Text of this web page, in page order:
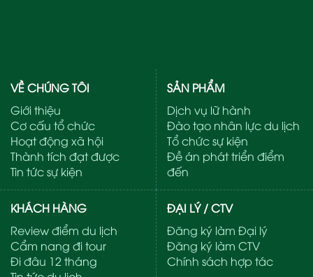
VỀ CHÚNG TÔI
Giới thiệu
Cơ cấu tổ chức
Hoạt động xã hội
Thành tích đạt được
Tin tức sự kiện
SẢN PHẨM
Dịch vụ lữ hành
Đào tạo nhân lực du lịch
Tổ chức sự kiện
Đề án phát triển điểm
đến
KHÁCH HÀNG
Review điểm du lịch
Cẩm nang đi tour
Đi đâu 12 tháng
ĐẠI LÝ / CTV
Đăng ký làm Đại lý
Đăng ký làm CTV
Chính sách hợp tác